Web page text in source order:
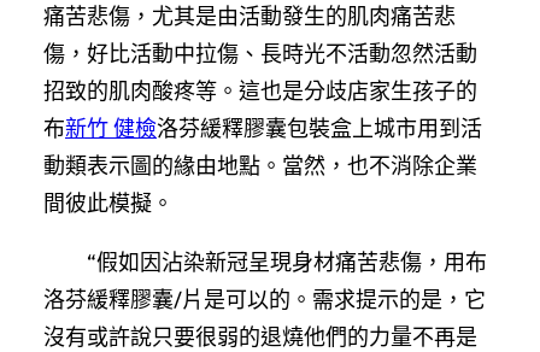
痛苦悲傷，尤其是由活動發生的肌肉痛苦悲
傷，好比活動中拉傷、長時光不活動忽然活動
招致的肌肉酸疼等。這也是分歧店家生孩子的
布新竹 健檢洛芬緩釋膠囊包裝盒上城市用到活
動類表示圖的緣由地點。當然，也不消除企業
間彼此模擬。
“假如因沾染新冠呈現身材痛苦悲傷，用布
洛芬緩釋膠囊/片是可以的。需求提示的是，它
沒有或許說只要很弱的退燒他們的力量不再是